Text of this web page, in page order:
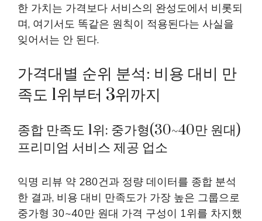
한 가치는 가격보다 서비스의 완성도에서 비롯되
며, 여기서도 똑같은 원칙이 적용된다는 사실을
잊어서는 안 된다.
가격대별 순위 분석: 비용 대비 만
족도 1위부터 3위까지
종합 만족도 1위: 중가형(30~40만 원대)
프리미엄 서비스 제공 업소
익명 리뷰 약 280건과 정량 데이터를 종합 분석
한 결과, 비용 대비 만족도가 가장 높은 그룹으로
중가형 30~40만 원대 가격 구성이 1위를 차지했